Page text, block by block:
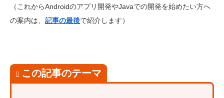
（これからAndroidのアプリ開発やJavaでの開発を始めたい方へ
の案内は、 記事の最後で紹介します）
この記事のテーマ